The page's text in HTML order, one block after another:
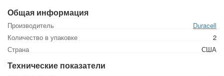
Общая информация
Производитель
Duracell
Количество в упаковке
2
Страна
США
Технические показатели